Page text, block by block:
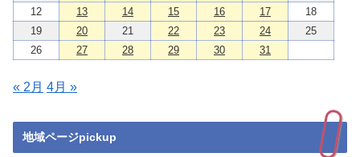
12
13 14 15 16 17
18
19
20 21 22 23 24
25
26
27 28 29 30 31
« 2月 4月 »
地域ページpickup